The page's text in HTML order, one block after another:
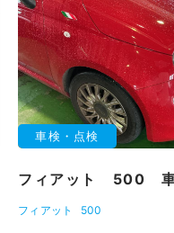
車検・点検
フィアット 500 車
フィアット 500